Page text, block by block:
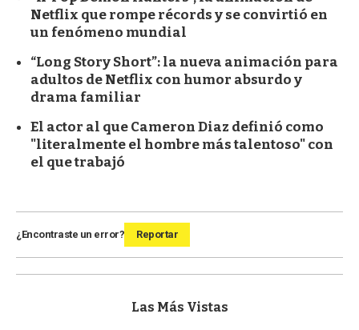
Netflix que rompe récords y se convirtió en
un fenómeno mundial
“Long Story Short”: la nueva animación para
adultos de Netflix con humor absurdo y
drama familiar
El actor al que Cameron Diaz definió como
"literalmente el hombre más talentoso" con
el que trabajó
¿Encontraste un error? Reportar
Las Más Vistas